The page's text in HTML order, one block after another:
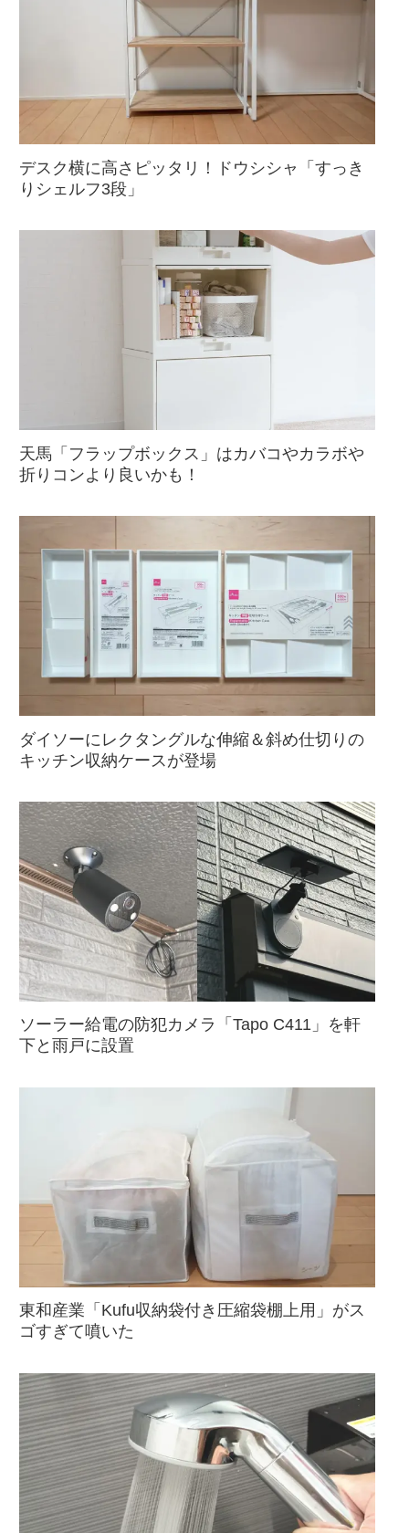
デスク横に高さピッタリ！ドウシシャ「すっき
りシェルフ3段」
天馬「フラップボックス」はカバコやカラボや
折りコンより良いかも！
ダイソーにレクタングルな伸縮＆斜め仕切りの
キッチン収納ケースが登場
ソーラー給電の防犯カメラ「Tapo C411」を軒
下と雨戸に設置
東和産業「Kufu収納袋付き圧縮袋棚上用」がス
ゴすぎて噴いた